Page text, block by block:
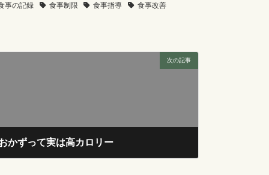
事の記録
食事制限 食事指導 食事改善
次の記事
かずって実は高カロリー